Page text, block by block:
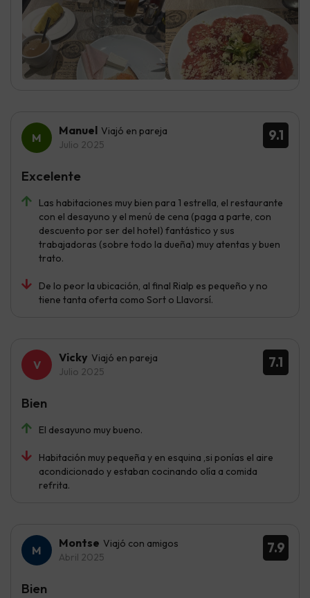
9.1
Manuel Viajó en pareja
Julio 2025
Las habitaciones muy bien para 1 estrella, el restaurante
con el desayuno y el menú de cena (paga a parte, con
descuento por ser del hotel) fantástico y sus
trabajadoras (sobre todo la dueña) muy atentas y buen
trato.
De lo peor la ubicación, al final Rialp es pequeño y no
tiene tanta oferta como Sort o Llavorsí.
Excelente
7.1
Vicky Viajó en pareja
Julio 2025
El desayuno muy bueno.
Habitación muy pequeña y en esquina ,si ponías el aire
acondicionado y estaban cocinando olía a comida
refrita.
Bien
7.9
Montse Viajó con amigos
Abril 2025
Bien